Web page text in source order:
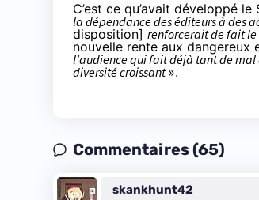
C’est ce qu’avait développé le
la dépendance des éditeurs à des
disposition] renforcerait de fait le
nouvelle rente aux dangereux
l’audience qui fait déjà tant de
diversité croissant».
Commentaires (65)
skankhunt42